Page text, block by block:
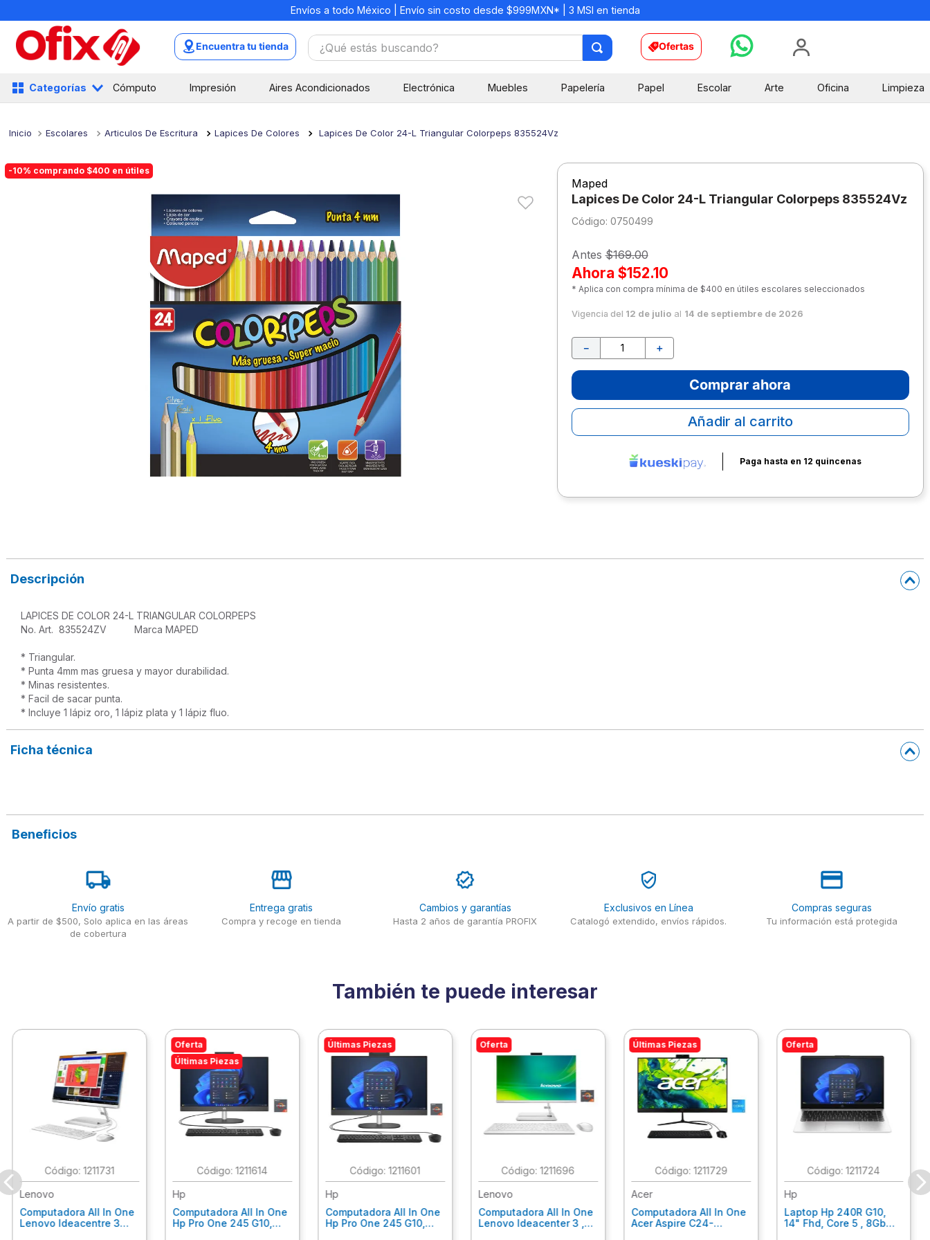
Envíos a todo México | Envío sin costo desde $999MXN* | 3 MSI en tienda
Encuentra tu tienda ¿Qué estás buscando? Ofertas
Categorías Cómputo Impresión Aires Acondicionados Electrónica Muebles Papelería Papel Escolar Arte Oficina Limpieza
Escolares Articulos De Escritura Lapices De Colores Lapices De Color 24-L Triangular Colorpeps 835524Vz
-10% comprando $400 en útiles
Maped
Lapices De Color 24-L Triangular Colorpeps 835524Vz
: 0750499
Antes$169.00
Ahora $152.10
* Aplica con compra mínima de $400 en útiles escolares seleccionados
Vigencia del 12 de julioal 14 de septiembre de 2026
＋
－
Comprar ahora
Añadir al carrito
Paga hasta en 12 quincenas
Descripción
LAPICES DE COLOR 24-L TRIANGULAR COLORPEPS
No. Art.  835524ZV          Marca MAPED
* Triangular.
* Punta 4mm mas gruesa y mayor durabilidad.
* Minas resistentes.
* Facil de sacar punta.
* Incluye 1 lápiz oro, 1 lápiz plata y 1 lápiz fluo.
Ficha técnica
Beneficios
Envío gratis
A partir de $500, Solo aplica en las áreas
de cobertura
Entrega gratis
Compra y recoge en tienda
Cambios y garantías
Hasta 2 años de garantía PROFIX
Exclusivos en Línea
Catalogó extendido, envíos rápidos.
Compras seguras
Tu información está protegida
También te puede interesar
:1211731
Lenovo
Computadora All In One
Lenovo Ideacentre 3
Oferta
Últimas Piezas
:1211614
Hp
Computadora All In One
Hp Pro One 245 G10,
Últimas Piezas
:1211601
Hp
Computadora All In One
Hp Pro One 245 G10,
Oferta
:1211696
Lenovo
Computadora All In One
Lenovo Ideacenter 3 ,
Últimas Piezas
: 1211729
Acer
Computadora All In One
Acer Aspire C24-
Oferta
:1211724
Hp
Laptop Hp 240R G10,
14" Fhd, Core 5 , 8Gb
5.
colores
6.
boligrafo
7 .
escritorio
8
sacapuntas
9
10. lapiz
1.
mochilas
.
libretas
3.
cuaderno
5.
colores
7.
escritorio